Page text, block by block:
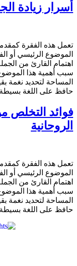
أسرار زيادة
تعمل هذه الفقرة
الموضوع الرئيسي أو
اهتمام القارئ من
سبب أهمية هذا
المساحة لتحديد نغمة
حافظ على اللغة
فوائد التخلص
الروحانية
تعمل هذه الفقرة
الموضوع الرئيسي أو
اهتمام القارئ من
سبب أهمية هذا
المساحة لتحديد نغمة
حافظ على اللغة